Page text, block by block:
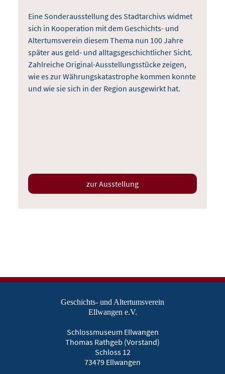
Eine Sonderausstellung des Stadtarchivs widmet
sich in Kooperation mit dem Geschichts- und
Altertumsverein diesem Thema nun 100 Jahre
später aus geld- und alltagsgeschichtlicher Sicht.
Zahlreiche Original-Ausstellungsstücke zeigen,
wie es zur Währungskatastrophe kommen konnte
und wie sie sich in der Region ausgewirkt hat.
zur Ausstellung
Geschichts- und Altertumsverein
Ellwangen e.V.
Schlossmuseum Ellwangen
Thomas Rathgeb (Vorstand)
Schloss 12
73479 Ellwangen